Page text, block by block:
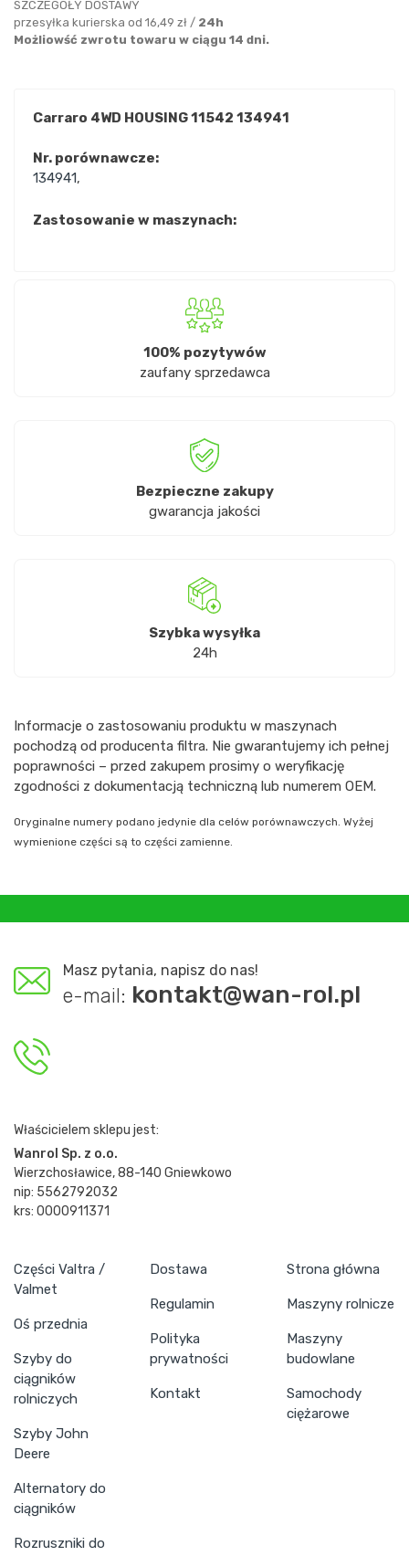
SZCZEGÓŁY DOSTAWY
przesyłka kurierska od 16,49 zł / 24h
Możliowść zwrotu towaru w ciągu 14 dni.
Carraro 4WD HOUSING 11542 134941
Nr. porównawcze:
134941,
Zastosowanie w maszynach:
100% pozytywów
zaufany sprzedawca
Bezpieczne zakupy
gwarancja jakości
Szybka wysyłka
24h
Informacje o zastosowaniu produktu w maszynach
pochodzą od producenta filtra. Nie gwarantujemy ich pełnej
poprawności – przed zakupem prosimy o weryfikację
zgodności z dokumentacją techniczną lub numerem OEM.
Oryginalne numery podano jedynie dla celów porównawczych. Wyżej
wymienione części są to części zamienne.
Masz pytania, napisz do nas!
e-mail: kontakt@wan-rol.pl
Właścicielem sklepu jest:
Wanrol Sp. z o.o.
Wierzchosławice, 88-140 Gniewkowo
nip: 5562792032
krs: 0000911371
Części Valtra /
Valmet
Oś przednia
Szyby do
ciągników
rolniczych
Szyby John
Deere
Alternatory do
ciągników
Rozruszniki do
Dostawa
Regulamin
Polityka
prywatności
Kontakt
Strona główna
Maszyny rolnicze
Maszyny
budowlane
Samochody
ciężarowe